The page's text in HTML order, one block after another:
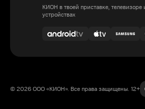
КИОН в твоей приставке, телевизоре
устройствах
© 2026 ООО «КИОН». Все права защищены. 12+